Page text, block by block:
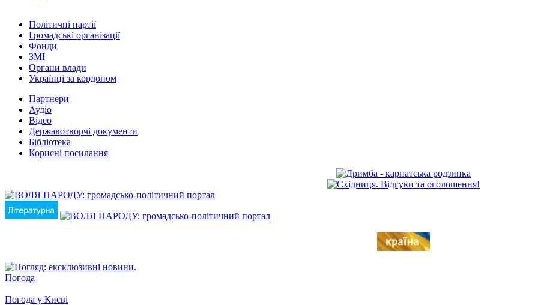
Політичні партії
Громадські організації
Фонди
ЗМІ
Органи влади
Українці за кордоном
Партнери
Аудіо
Відео
Державотворчі документи
Бібліотека
Корисні посилання
Погода
Погода у Києві